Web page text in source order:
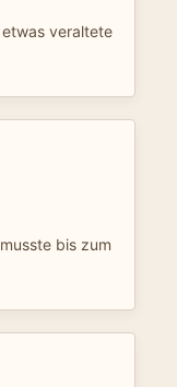
veraltete
bis zum